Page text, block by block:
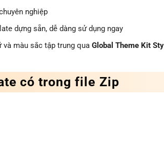
nghiệp
dựng sẵn, dễ dàng sử dụng ngay
và màu sắc tập trung qua Global Theme Kit
có trong file Zip